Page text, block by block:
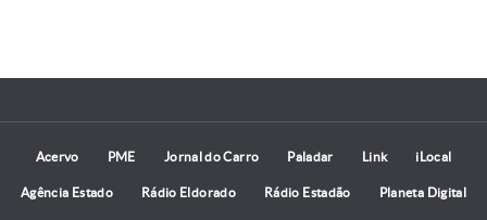
Acervo PME Jornal do Carro Paladar Link iLocal
Agência Estado Rádio Eldorado Rádio Estadão Planeta Digital